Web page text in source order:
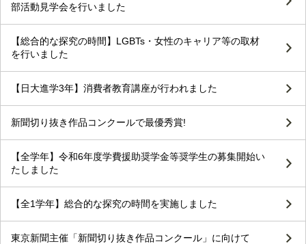
部活動見学会を行いました
【総合的な探究の時間】LGBTs・女性のキャリア等の取材
を行いました
【日大進学3年】消費者教育講座が行われました
新聞切り抜き作品コンクールで最優秀賞!
【全学年】令和6年度学費援助奨学金等奨学生の募集開始い
たしました
【全1学年】総合的な探究の時間を実施しました
東京新聞主催「新聞切り抜き作品コンクール」に向けて